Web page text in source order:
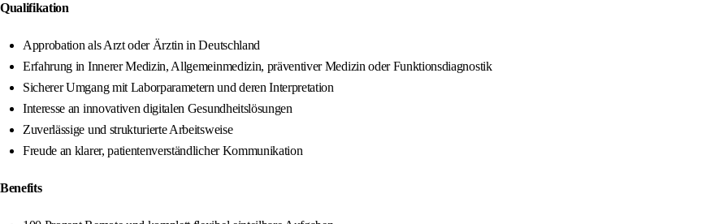
Qualifikation
Approbation als Arzt oder Ärztin in Deutschland
Erfahrung in Innerer Medizin, Allgemeinmedizin, präventiver Medizin oder Funktionsdiagnostik
Sicherer Umgang mit Laborparametern und deren Interpretation
Interesse an innovativen digitalen Gesundheitslösungen
Zuverlässige und strukturierte Arbeitsweise
Freude an klarer, patientenverständlicher Kommunikation
Benefits